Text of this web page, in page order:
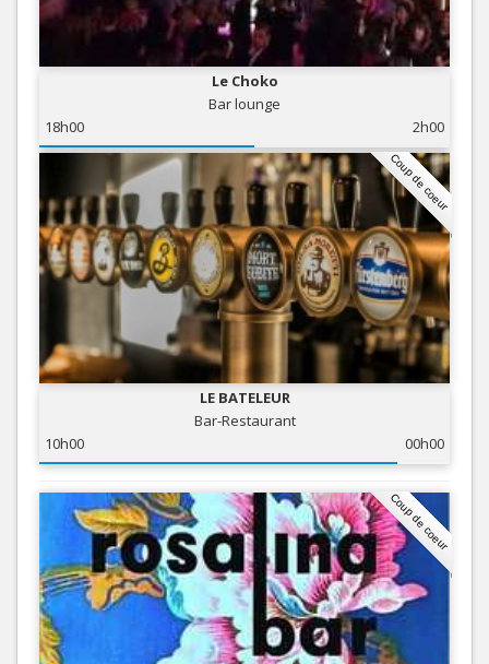
Le Choko
Bar lounge
18h00
2h00
Coup de coeur
LE BATELEUR
Bar-Restaurant
10h00
00h00
Coup de coeur